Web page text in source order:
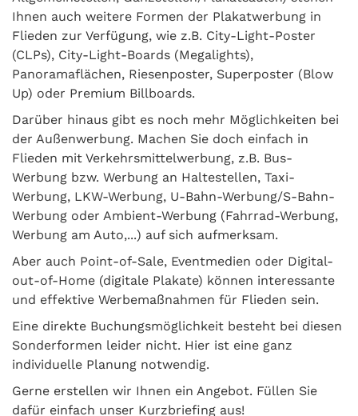
Ihnen auch weitere Formen der Plakatwerbung in
Flieden zur Verfügung, wie z.B. City-Light-Poster
(CLPs), City-Light-Boards (Megalights),
Panoramaflächen, Riesenposter, Superposter (Blow
Up) oder Premium Billboards.
Darüber hinaus gibt es noch mehr Möglichkeiten bei
der Außenwerbung. Machen Sie doch einfach in
Flieden mit Verkehrsmittelwerbung, z.B. Bus-
Werbung bzw. Werbung an Haltestellen, Taxi-
Werbung, LKW-Werbung, U-Bahn-Werbung/S-Bahn-
Werbung oder Ambient-Werbung (Fahrrad-Werbung,
Werbung am Auto,...) auf sich aufmerksam.
Aber auch Point-of-Sale, Eventmedien oder Digital-
out-of-Home (digitale Plakate) können interessante
und effektive Werbemaßnahmen für Flieden sein.
Eine direkte Buchungsmöglichkeit besteht bei diesen
Sonderformen leider nicht. Hier ist eine ganz
individuelle Planung notwendig.
Gerne erstellen wir Ihnen ein Angebot. Füllen Sie
dafür einfach unser Kurzbriefing aus!